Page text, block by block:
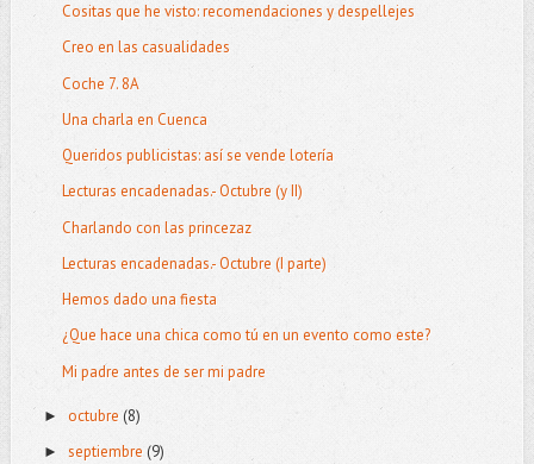
Cositas que he visto: recomendaciones y despellejes
Creo en las casualidades
Coche 7. 8A
Una charla en Cuenca
Queridos publicistas: así se vende lotería
Lecturas encadenadas.- Octubre (y II)
Charlando con las princezaz
Lecturas encadenadas.- Octubre (I parte)
Hemos dado una fiesta
¿Que hace una chica como tú en un evento como este?
Mi padre antes de ser mi padre
► octubre (8)
► septiembre (9)